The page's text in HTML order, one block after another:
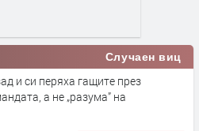
Случаен виц
и си перяха гащите през
а не „разума” на